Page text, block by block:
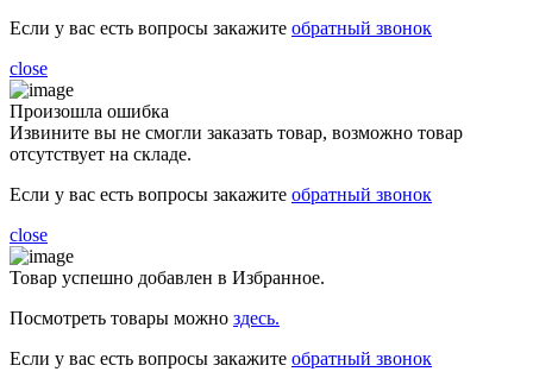
Если у вас есть вопросы закажите обратный звонок
close
Произошла ошибка
Извините вы не смогли заказать товар, возможно товар
отсутствует на складе.
Если у вас есть вопросы закажите обратный звонок
close
Товар успешно добавлен в Избранное.
Посмотреть товары можно здесь.
Если у вас есть вопросы закажите обратный звонок